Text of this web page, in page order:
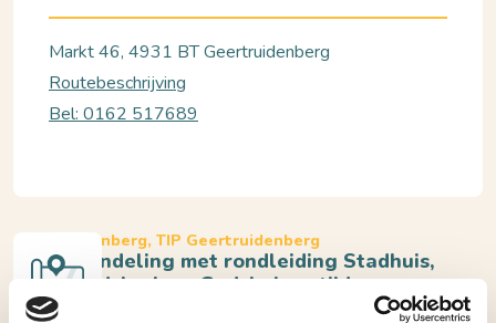
Geertruidenberg, TIP Geertruidenberg
Stadswandeling met rondleiding Stadhuis,
Geertruidskerk en Godshuizen tijdens
Open Monumentendag
Markt 46, 4931 BT Geertruidenberg
Routebeschrijving
Bel: 0162 517689